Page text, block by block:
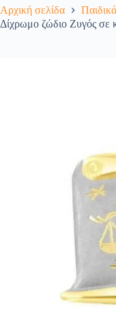
Αρχική σελίδα Παιδικά
Δίχρωμο ζώδιο Ζυγός σε